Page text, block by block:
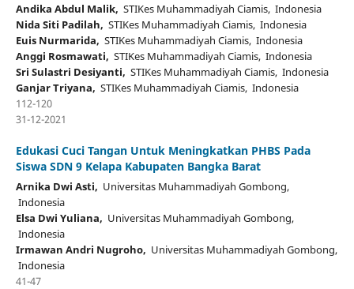
Andika Abdul Malik, STIKes Muhammadiyah Ciamis, Indonesia
Nida Siti Padilah, STIKes Muhammadiyah Ciamis, Indonesia
Euis Nurmarida, STIKes Muhammadiyah Ciamis, Indonesia
Anggi Rosmawati, STIKes Muhammadiyah Ciamis, Indonesia
Sri Sulastri Desiyanti, STIKes Muhammadiyah Ciamis, Indonesia
Ganjar Triyana, STIKes Muhammadiyah Ciamis, Indonesia
112-120
31-12-2021
Edukasi Cuci Tangan Untuk Meningkatkan PHBS Pada
Siswa SDN 9 Kelapa Kabupaten Bangka Barat
Arnika Dwi Asti, Universitas Muhammadiyah Gombong,
Indonesia
Elsa Dwi Yuliana, Universitas Muhammadiyah Gombong,
Indonesia
Irmawan Andri Nugroho, Universitas Muhammadiyah Gombong,
Indonesia
41-47